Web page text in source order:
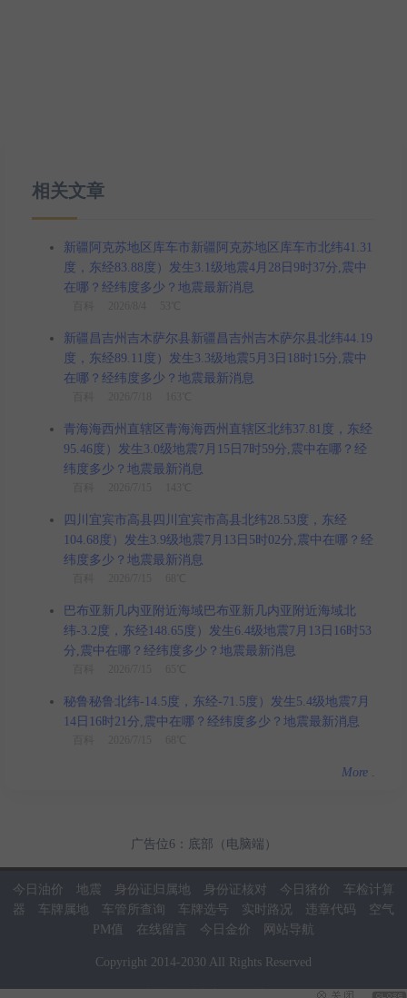
相关文章
新疆阿克苏地区库车市新疆阿克苏地区库车市北纬41.31
度，东经83.88度）发生3.1级地震4月28日9时37分,震中
在哪？经纬度多少？地震最新消息
新疆昌吉州吉木萨尔县新疆昌吉州吉木萨尔县北纬44.19
度，东经89.11度）发生3.3级地震5月3日18时15分,震中
在哪？经纬度多少？地震最新消息
青海海西州直辖区青海海西州直辖区北纬37.81度，东经
95.46度）发生3.0级地震7月15日7时59分,震中在哪？经
纬度多少？地震最新消息
四川宜宾市高县四川宜宾市高县北纬28.53度，东经
104.68度）发生3.9级地震7月13日5时02分,震中在哪？经
纬度多少？地震最新消息
巴布亚新几内亚附近海域巴布亚新几内亚附近海域北
纬-3.2度，东经148.65度）发生6.4级地震7月13日16时53
分,震中在哪？经纬度多少？地震最新消息
秘鲁秘鲁北纬-14.5度，东经-71.5度）发生5.4级地震7月
14日16时21分,震中在哪？经纬度多少？地震最新消息
More
广告位6：底部（电脑端）
今日油价 地震 身份证归属地 身份证核对 今日猪价
车检计算
器
车牌属地 车管所查询 车牌选号 实时路况 违章代码
空气
PM值
在线留言 今日金价 网站导航
Copyright 2014-2030 All Rights Reserved